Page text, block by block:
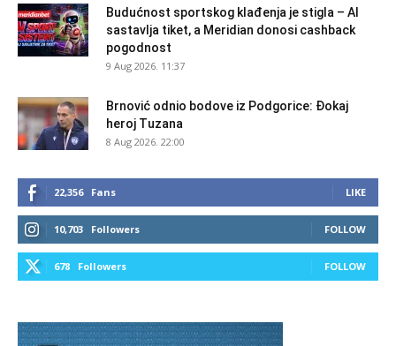
Budućnost sportskog klađenja je stigla – AI
sastavlja tiket, a Meridian donosi cashback
pogodnost
9 Aug 2026. 11:37
Brnović odnio bodove iz Podgorice: Đokaj
heroj Tuzana
8 Aug 2026. 22:00
22,356 Fans LIKE
10,703 Followers FOLLOW
678 Followers FOLLOW